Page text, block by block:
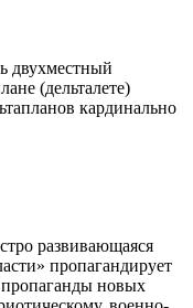
двухместный
(дельталете)
кардинально
развивающаяся
пропагандирует
пропаганды новых